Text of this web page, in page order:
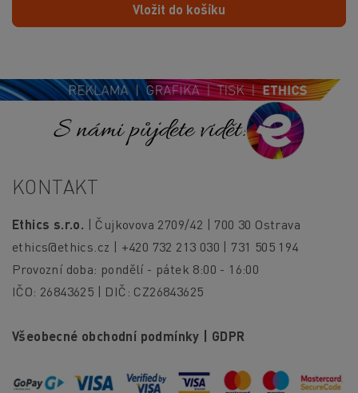
Vložit do košíku
S námi půjdete vidět!
KONTAKT
Ethics s.r.o. | Čujkovova 2709/42 | 700 30 Ostrava
ethics@ethics.cz | +420 732 213 030 | 731 505 194
Provozní doba: pondělí - pátek 8:00 - 16:00
IČO: 26843625 | DIČ: CZ26843625
Všeobecné obchodní podmínky GDPR